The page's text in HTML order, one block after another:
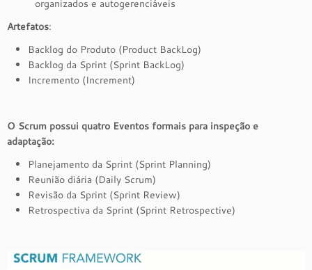
organizados e autogerenciáveis
Artefatos:
Backlog do Produto (Product BackLog)
Backlog da Sprint (Sprint BackLog)
Incremento (Increment)
O Scrum possui quatro Eventos formais para inspeção e
adaptação:
Planejamento da Sprint (Sprint Planning)
Reunião diária (Daily Scrum)
Revisão da Sprint (Sprint Review)
Retrospectiva da Sprint (Sprint Retrospective)